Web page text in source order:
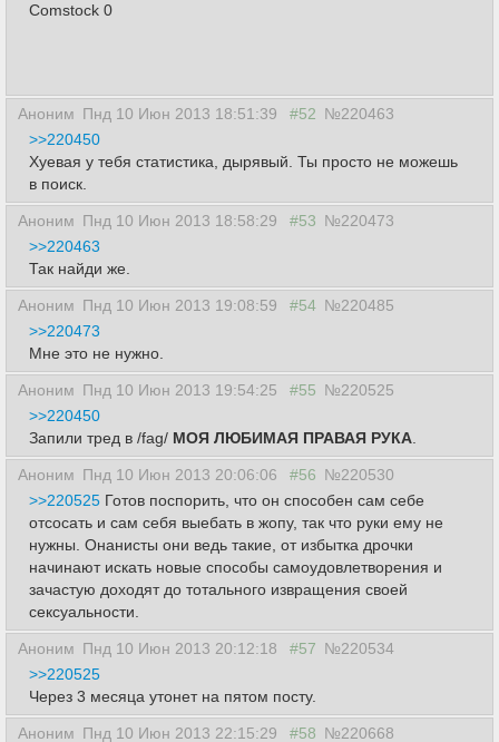
Comstock 0
Аноним Пнд 10 Июн 2013 18:51:39 #52 №220463
>>220450
Хуевая у тебя статистика, дырявый. Ты просто не можешь
в поиск.
Аноним Пнд 10 Июн 2013 18:58:29 #53 №220473
>>220463
Так найди же.
Аноним Пнд 10 Июн 2013 19:08:59 #54 №220485
>>220473
Мне это не нужно.
Аноним Пнд 10 Июн 2013 19:54:25 #55 №220525
>>220450
Запили тред в /fag/ МОЯ ЛЮБИМАЯ ПРАВАЯ РУКА
Аноним Пнд 10 Июн 2013 20:06:06 #56 №220530
>>220525 Готов поспорить, что он способен сам себе
отсосать и сам себя выебать в жопу, так что руки ему не
нужны. Онанисты они ведь такие, от избытка дрочки
начинают искать новые способы самоудовлетворения и
зачастую доходят до тотального извращения своей
сексуальности.
Аноним Пнд 10 Июн 2013 20:12:18 #57 №220534
>>220525
Через 3 месяца утонет на пятом посту.
Аноним Пнд 10 Июн 2013 22:15:29 #58 №220668